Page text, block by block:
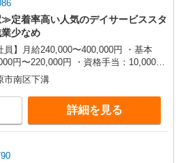
定着率高い人気のデイサービススタ
少なめ
員】月給240,000〜400,000円 ・基本
円〜220,000円 ・資格手当：10,000〜
役職手当：10,000〜70,000円 ・処遇改
〜60,000円（勤続年数、保有資格
） ・固定残業手当：20,000円（10時
残業時間を超過する場合には超過勤務
資格をお持ちの方歓迎 ・
士 など
市南区下溝
詳細を見る